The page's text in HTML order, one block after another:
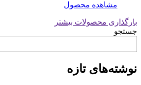
مشاهده محصول
بارگذاری محصولات بیشتر
جستجو
نوشته‌های تازه